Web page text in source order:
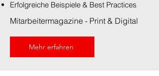
Erfolgreiche Beispiele & Best Practices
Mitarbeitermagazine - Print & Digital
Mehr erfahren